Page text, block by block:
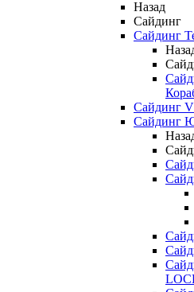
Назад
Сайдинг
Сайдинг
Сайдинг
Сайдинг